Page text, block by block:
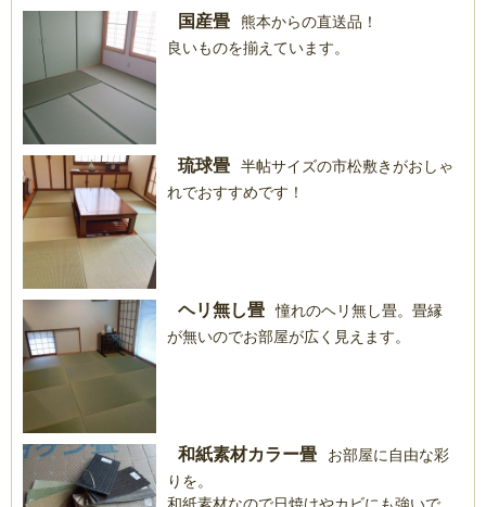
国産畳
熊本からの直送品！
良いものを揃えています。
琉球畳
半帖サイズの市松敷きがおしゃ
れでおすすめです！
ヘリ無し畳
憧れのヘリ無し畳。畳縁
が無いのでお部屋が広く見えます。
和紙素材カラー畳
お部屋に自由な彩
りを。